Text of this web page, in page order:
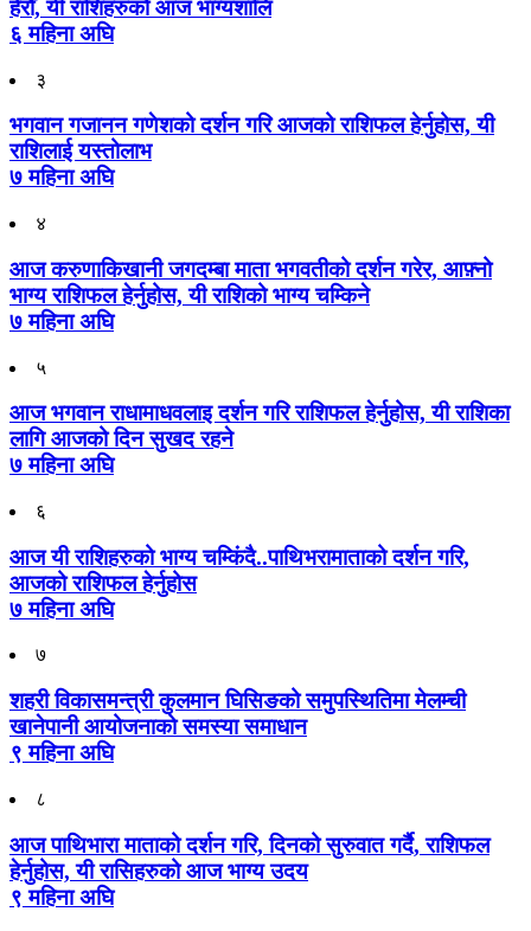
हेरौँ, यी राशिहरुको आज भाग्यशालि
६ महिना अघि
३
भगवान गजानन गणेशको दर्शन गरि आजको राशिफल हेर्नुहोस, यी
राशिलाई यस्तोलाभ
७ महिना अघि
४
आज करुणाकिखानी जगदम्बा माता भगवतीको दर्शन गरेर, आफ़्नो
भाग्य राशिफल हेर्नुहोस, यी राशिको भाग्य चम्किने
७ महिना अघि
५
आज भगवान राधामाधवलाइ दर्शन गरि राशिफल हेर्नुहोस, यी राशिका
लागि आजको दिन सुखद रहने
७ महिना अघि
६
आज यी राशिहरुको भाग्य चम्किंदै..पाथिभरामाताको दर्शन गरि,
आजको राशिफल हेर्नुहोस
७ महिना अघि
७
शहरी विकासमन्त्री कुलमान घिसिङको समुपस्थितिमा मेलम्ची
खानेपानी आयोजनाको समस्या समाधान
९ महिना अघि
८
आज पाथिभारा माताको दर्शन गरि, दिनको सुरुवात गर्दै, राशिफल
हेर्नुहोस, यी रासिहरुको आज भाग्य उदय
९ महिना अघि